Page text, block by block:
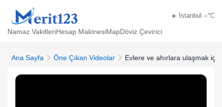
☀️ İstanbul --°C
Namaz VakitleriHesap MakinesiMapDöviz Çevirici
Ana Sayfa Öne Çıkan Videolar Evlere ve ahırlara ulaşmak